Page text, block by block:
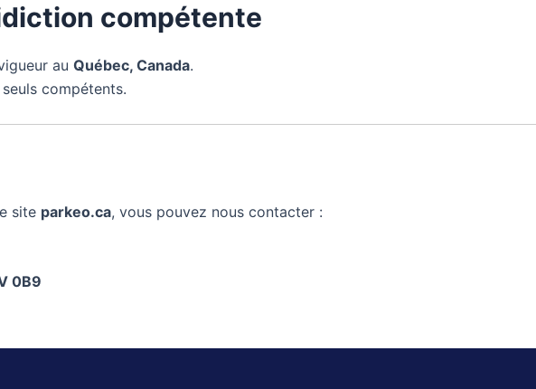
compétente
au Québec, Canada.
compétents.
site parkeo.ca, vous pouvez nous contacter :
0B9